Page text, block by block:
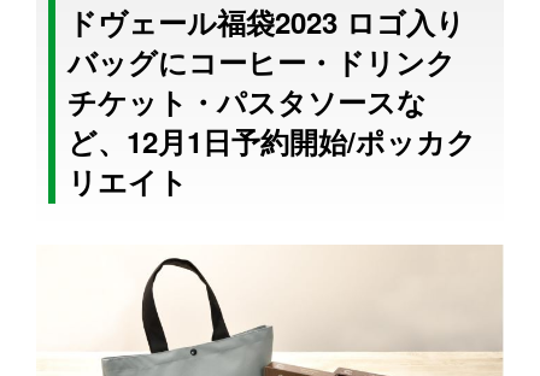
ドヴェール福袋2023 ロゴ入り
バッグにコーヒー・ドリンク
チケット・パスタソースな
ど、12月1日予約開始/ポッカク
リエイト